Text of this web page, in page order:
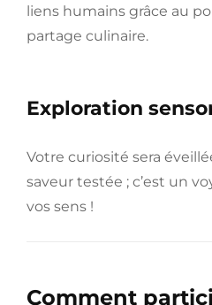
liens humains grâce au
partage culinaire.
Exploration
Votre curiosité sera
saveur testée ; c’est un
vos sens !
Comment